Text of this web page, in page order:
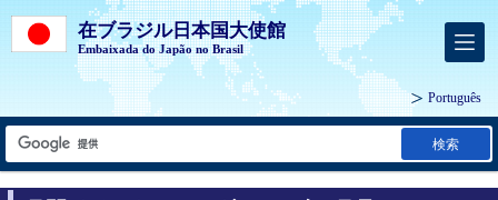
在ブラジル日本国大使館
Embaixada do Japão no Brasil
Português
検索